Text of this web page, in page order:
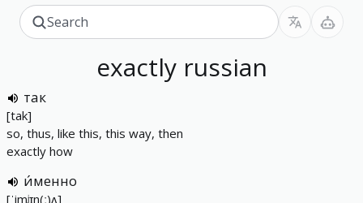
exactly russian
так
[tak]
so, thus, like this, this way, then
exactly how
и́менно
[ˈimʲɪn(ː)ʌ]